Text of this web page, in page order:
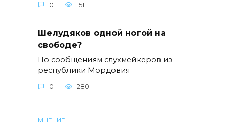
0 151
Шелудяков одной ногой на
свободе?
По сообщениям слухмейкеров из
республики Мордовия
0 280
МНЕНИЕ